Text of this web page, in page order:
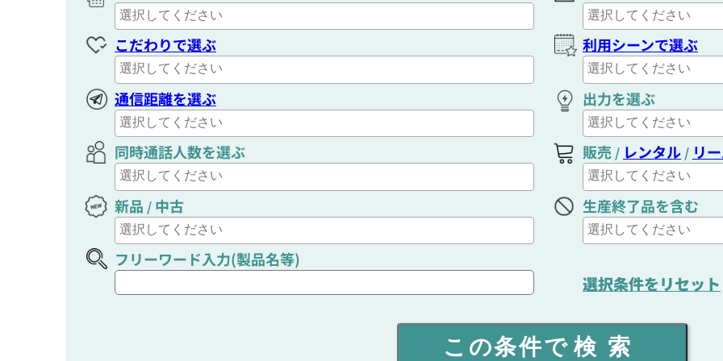
こだわりで選ぶ 利用シーンで選ぶ
通信距離を選ぶ 出力を選ぶ
同時通話人数を選ぶ 販売 / レンタル / リ
新品 / 中古 生産終了品を含む
フリーワード入力(製品名等)
選択条件をリセット
この条件で 検索